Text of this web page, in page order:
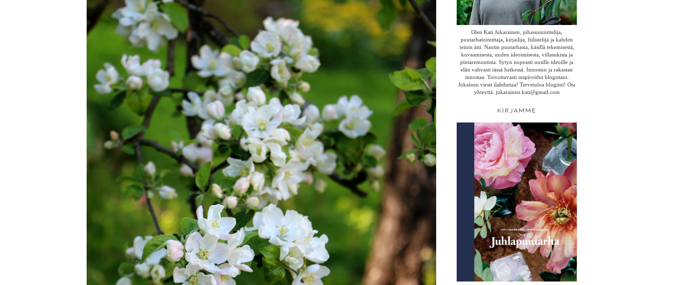
Olen Kati Jukarainen, pihasuunnittelija,
puutarhatoimittaja, kirjailija, fiilistelijä ja kahden
teinin äiti. Nautin puutarhasta, käsillä tekemisestä,
kuvaamisesta, uuden ideoimisesta, villasukista ja
pintaremontista. Sytyn nopeasti uusille ideoille ja
elän vahvasti tässä hetkessä. Innostun ja rakastan
innostaa. Toivottavasti inspiroidut blogistani.
Jokainen viesti ilahduttaa! Tervetuloa blogiini! Ota
yhteyttä: jukarainen.kati@gmail.com
KIRJAMME